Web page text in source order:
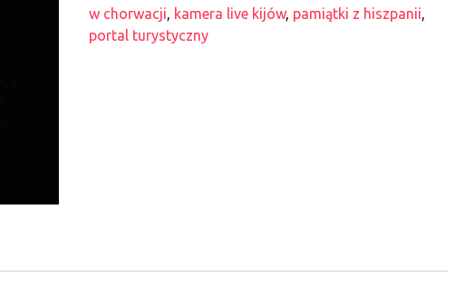
w chorwacji, kamera live kijów, pamiątki z hiszpanii,
portal turystyczny